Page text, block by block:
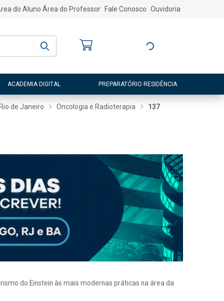
do Aluno Área do Professor Fale Conosco Ouvidoria
Entre ou Cadastre-
ACADEMIA DIGITAL PREPARATÓRIO RESIDÊNCIA
de Janeiro Oncologia e Radioterapia 137
do Einstein às mais modernas práticas na área da